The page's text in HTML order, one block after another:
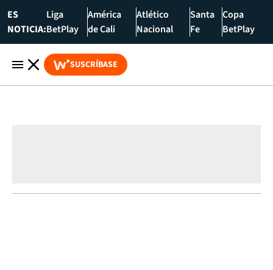
ES
NOTICIA:
Liga
BetPlay
América
de Cali
Atlético
Nacional
Santa
Fe
Copa
BetPlay
SUSCRÍBASE